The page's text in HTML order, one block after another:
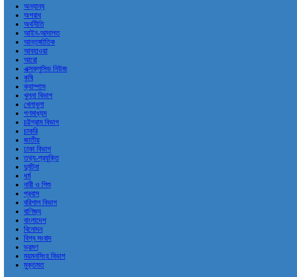
অন্যান্য
অপরাধ
অর্থনীতি
আইন-আদালত
আন্তর্জাতিক
আবহাওয়া
আরো
এক্সক্লুসিভ নিউজ
কৃষি
ক্যাম্পাস
খুলনা বিভাগ
খেলাধুলা
গণমাধ্যম
চট্টগ্রাম বিভাগ
চাকরি
জাতীয়
ঢাকা বিভাগ
তথ্য-প্রযুক্তি
দুর্ঘটনা
ধর্ম
নারী ও শিশু
প্রবাস
বরিশাল বিভাগ
বাণিজ্য
বাংলাদেশ
বিনোদন
বিশ্ব সংবাদ
ভ্রমণ
ময়মনসিংহ বিভাগ
মুক্তমত